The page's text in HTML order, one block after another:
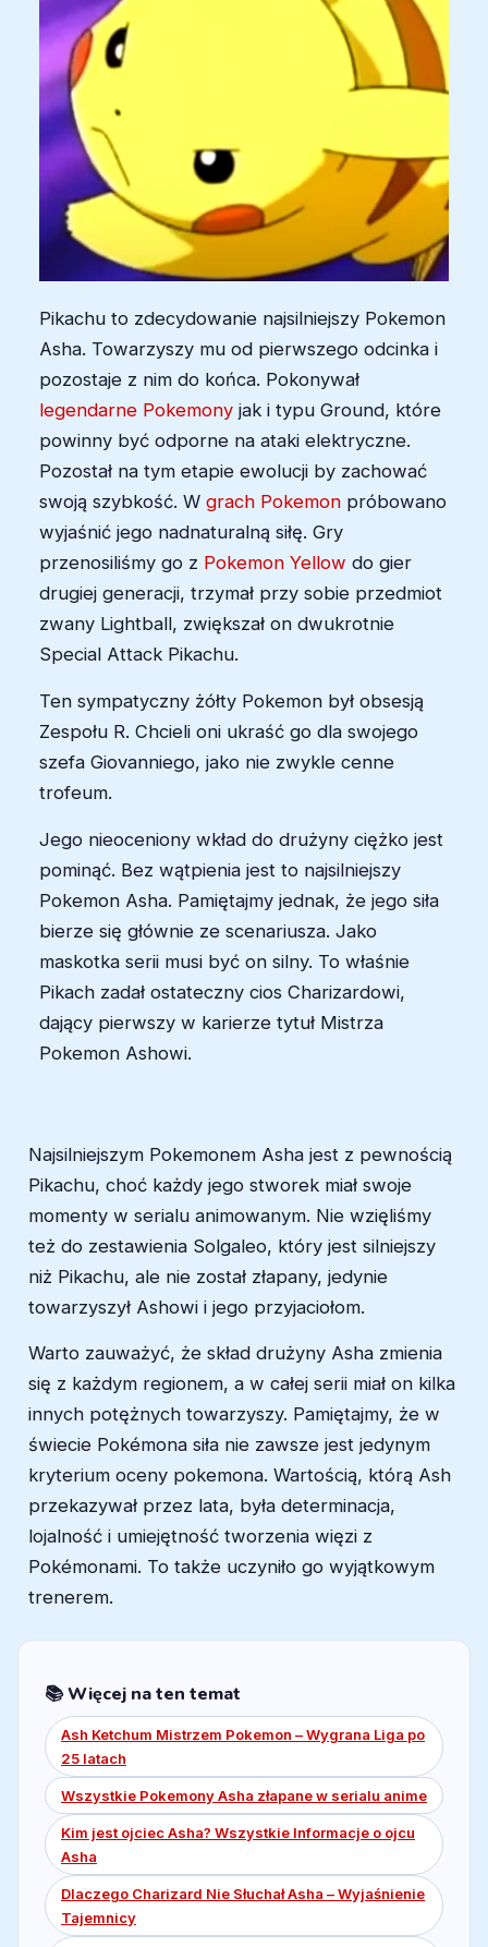
Pikachu to zdecydowanie najsilniejszy Pokemon
Asha. Towarzyszy mu od pierwszego odcinka i
pozostaje z nim do końca. Pokonywał
legendarne Pokemony jak i typu Ground, które
powinny być odporne na ataki elektryczne.
Pozostał na tym etapie ewolucji by zachować
swoją szybkość. W grach Pokemon próbowano
wyjaśnić jego nadnaturalną siłę. Gry
przenosiliśmy go z Pokemon Yellow do gier
drugiej generacji, trzymał przy sobie przedmiot
zwany Lightball, zwiększał on dwukrotnie
Special Attack Pikachu.
Ten sympatyczny żółty Pokemon był obsesją
Zespołu R. Chcieli oni ukraść go dla swojego
szefa Giovanniego, jako nie zwykle cenne
trofeum.
Jego nieoceniony wkład do drużyny ciężko jest
pominąć. Bez wątpienia jest to najsilniejszy
Pokemon Asha. Pamiętajmy jednak, że jego siła
bierze się głównie ze scenariusza. Jako
maskotka serii musi być on silny. To właśnie
Pikach zadał ostateczny cios Charizardowi,
dający pierwszy w karierze tytuł Mistrza
Pokemon Ashowi.
Najsilniejszym Pokemonem Asha jest z pewnością
Pikachu, choć każdy jego stworek miał swoje
momenty w serialu animowanym. Nie wzięliśmy
też do zestawienia Solgaleo, który jest silniejszy
niż Pikachu, ale nie został złapany, jedynie
towarzyszył Ashowi i jego przyjaciołom.
Warto zauważyć, że skład drużyny Asha zmienia
się z każdym regionem, a w całej serii miał on kilka
innych potężnych towarzyszy. Pamiętajmy, że w
świecie Pokémona siła nie zawsze jest jedynym
kryterium oceny pokemona. Wartością, którą Ash
przekazywał przez lata, była determinacja,
lojalność i umiejętność tworzenia więzi z
Pokémonami. To także uczyniło go wyjątkowym
trenerem.
📚 Więcej na ten temat
Ash Ketchum Mistrzem Pokemon – Wygrana Liga po
25 latach
Wszystkie Pokemony Asha złapane w serialu anime
Kim jest ojciec Asha? Wszystkie Informacje o ojcu
Asha
Dlaczego Charizard Nie Słuchał Asha – Wyjaśnienie
Tajemnicy